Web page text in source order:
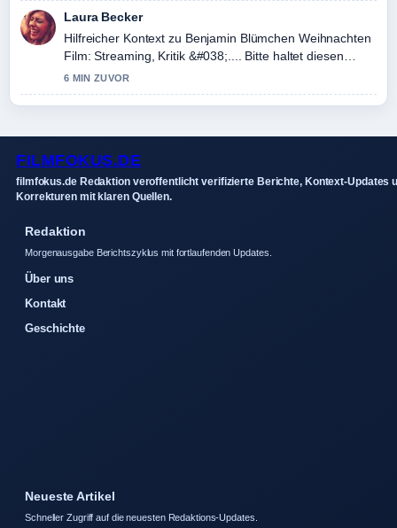
Laura Becker
Hilfreicher Kontext zu Benjamin Blümchen Weihnachten
Film: Streaming, Kritik &#038;.... Bitte haltet diesen
Liveticker aktuell.
6 MIN ZUVOR
FILMFOKUS.DE
filmfokus.de Redaktion veroffentlicht verifizierte Berichte, Kontext-Updates
Korrekturen mit klaren Quellen.
Redaktion
Morgenausgabe Berichtszyklus mit fortlaufenden Updates.
Über uns
Kontakt
Geschichte
Neueste Artikel
Schneller Zugriff auf die neuesten Redaktions-Updates.